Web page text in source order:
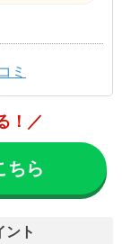
ミ
！／
ちら
ント